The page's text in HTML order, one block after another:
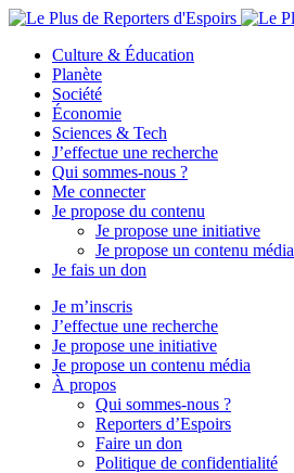
Culture & Éducation
Planète
Société
Économie
Sciences & Tech
J’effectue une recherche
Qui sommes-nous ?
Me connecter
Je propose du contenu
Je propose une initiative
Je propose un contenu média
Je fais un don
Je m’inscris
J’effectue une recherche
Je propose une initiative
Je propose un contenu média
À propos
Qui sommes-nous ?
Reporters d’Espoirs
Faire un don
Politique de confidentialité